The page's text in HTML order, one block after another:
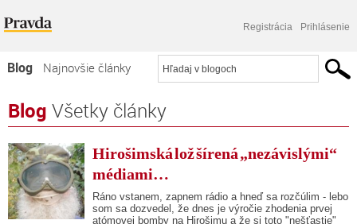
Registrácia Prihlásenie
Blog
Najnovšie články
Najčítanejšie články
Najkomentovanejšie články
Zoznam blogov
Komerčné blogy
Blog Všetky články
Hirošimská lož šírená „nezávislými“
médiami…
Ráno vstanem, zapnem rádio a hneď sa rozčúlim - lebo
som sa dozvedel, že dnes je výročie zhodenia prvej
atómovej bomby na Hirošimu a že si toto "nešťastie"